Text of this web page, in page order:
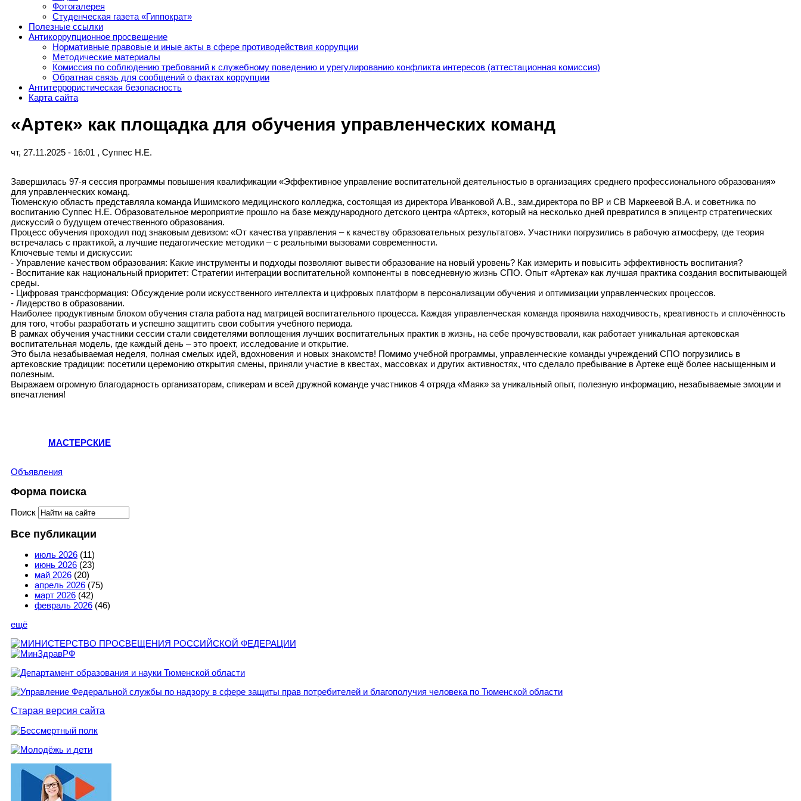
Фотогалерея
Студенческая газета «Гиппократ»
Полезные ссылки
Антикоррупционное просвещение
Нормативные правовые и иные акты в сфере противодействия коррупции
Методические материалы
Комиссия по соблюдению требований к служебному поведению и урегулированию конфликта интересов (аттестационная комиссия)
Обратная связь для сообщений о фактах коррупции
Антитеррористическая безопасность
Карта сайта
«Артек» как площадка для обучения управленческих команд
чт, 27.11.2025 - 16:01 , Суппес Н.Е.
Завершилась 97-я сессия программы повышения квалификации «Эффективное управление воспитательной деятельностью в организациях среднего профессионального образования»
для управленческих команд.
Тюменскую область представляла команда Ишимского медицинского колледжа, состоящая из директора Иванковой А.В., зам.директора по ВР и СВ Маркеевой В.А. и советника по
воспитанию Суппес Н.Е. Образовательное мероприятие прошло на базе международного детского центра «Артек», который на несколько дней превратился в эпицентр стратегических
дискуссий о будущем отечественного образования.
Процесс обучения проходил под знаковым девизом: «От качества управления – к качеству образовательных результатов». Участники погрузились в рабочую атмосферу, где теория
встречалась с практикой, а лучшие педагогические методики – с реальными вызовами современности.
Ключевые темы и дискуссии:
- Управление качеством образования: Какие инструменты и подходы позволяют вывести образование на новый уровень? Как измерить и повысить эффективность воспитания?
- Воспитание как национальный приоритет: Стратегии интеграции воспитательной компоненты в повседневную жизнь СПО. Опыт «Артека» как лучшая практика создания воспитывающей
среды.
- Цифровая трансформация: Обсуждение роли искусственного интеллекта и цифровых платформ в персонализации обучения и оптимизации управленческих процессов.
- Лидерство в образовании.
Наиболее продуктивным блоком обучения стала работа над матрицей воспитательного процесса. Каждая управленческая команда проявила находчивость, креативность и сплочённость
для того, чтобы разработать и успешно защитить свои события учебного периода.
В рамках обучения участники сессии стали свидетелями воплощения лучших воспитательных практик в жизнь, на себе прочувствовали, как работает уникальная артековская
воспитательная модель, где каждый день – это проект, исследование и открытие.
Это была незабываемая неделя, полная смелых идей, вдохновения и новых знакомств! Помимо учебной программы, управленческие команды учреждений СПО погрузились в
артековские традиции: посетили церемонию открытия смены, приняли участие в квестах, массовках и других активностях, что сделало пребывание в Артеке ещё более насыщенным и
полезным.
Выражаем огромную благодарность организаторам, спикерам и всей дружной команде участников 4 отряда «Маяк» за уникальный опыт, полезную информацию, незабываемые эмоции и
впечатления!
МАСТЕРСКИЕ
Объявления
Форма поиска
Поиск
Все публикации
июль 2026 (11)
июнь 2026 (23)
май 2026 (20)
апрель 2026 (75)
март 2026 (42)
февраль 2026 (46)
ещё
Старая версия сайта